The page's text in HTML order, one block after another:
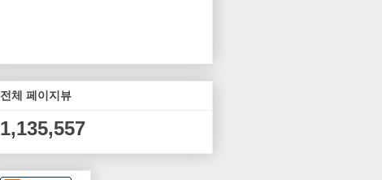
전체 페이지뷰
1,135,557